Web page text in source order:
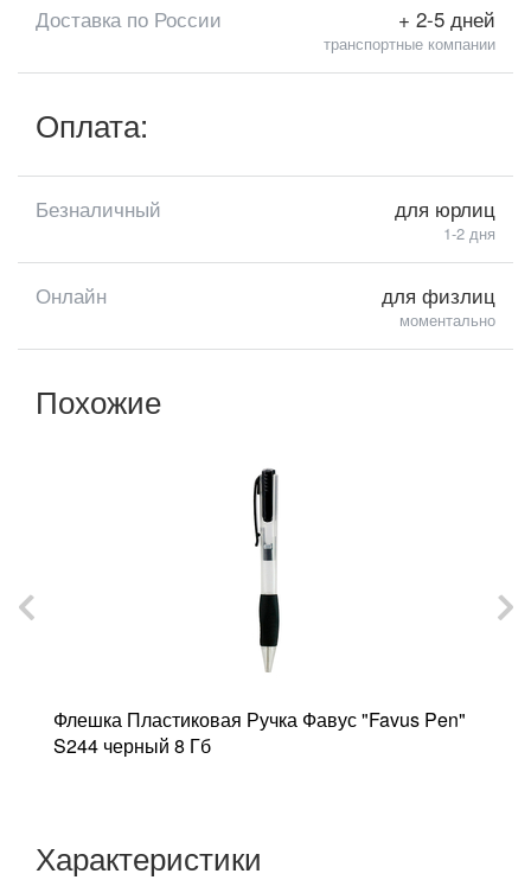
Доставка по России + 2-5 дней
транспортные компании
Оплата:
Безналичный для юрлиц
1-2 дня
Онлайн для физлиц
моментально
Похожие
Флешка Пластиковая Ручка Фавус "Favus Pen"
S244 черный 8 Гб
Характеристики